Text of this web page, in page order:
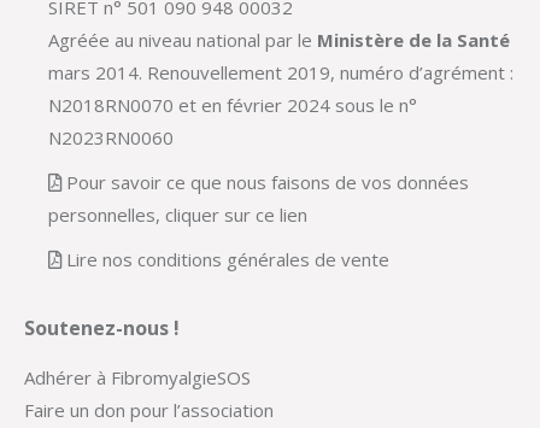
SIRET n° 501 090 948 00032
Agréée au niveau national par le Ministère de la Santé
mars 2014. Renouvellement 2019, numéro d’agrément :
N2018RN0070 et en février 2024 sous le n°
N2023RN0060
Pour savoir ce que nous faisons de vos données
personnelles, cliquer sur ce lien
Lire nos conditions générales de vente
Soutenez-nous !
Adhérer à FibromyalgieSOS
Faire un don pour l’association